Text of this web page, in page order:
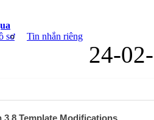
sơ
Tin nhắn riêng
24-
3.8 Template Modifications